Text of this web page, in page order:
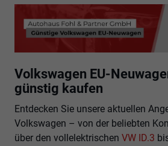
Volkswagen EU-
günstig kaufen
Entdecken Sie unsere aktuellen
Volkswagen – von der beliebten
über den vollelektrischen VW ID.3